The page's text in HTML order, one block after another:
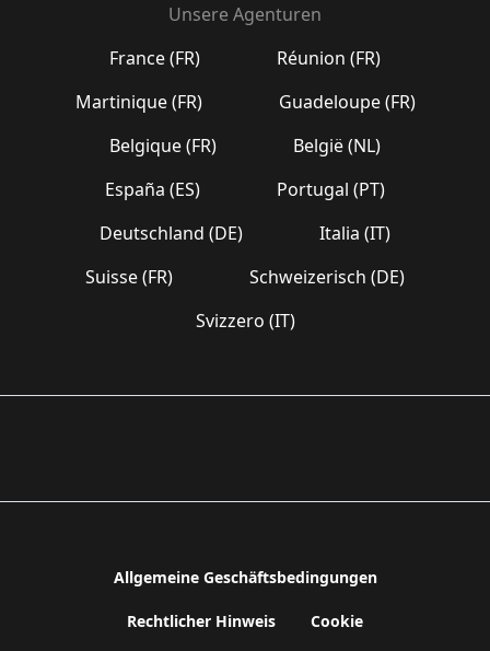
Unsere Agenturen
France (FR)
Réunion (FR)
Martinique (FR)
Guadeloupe (FR)
Belgique (FR)
België (NL)
España (ES)
Portugal (PT)
Deutschland (DE)
Italia (IT)
Suisse (FR)
Schweizerisch (DE)
Svizzero (IT)
Allgemeine Geschäftsbedingungen
Rechtlicher Hinweis Cookie